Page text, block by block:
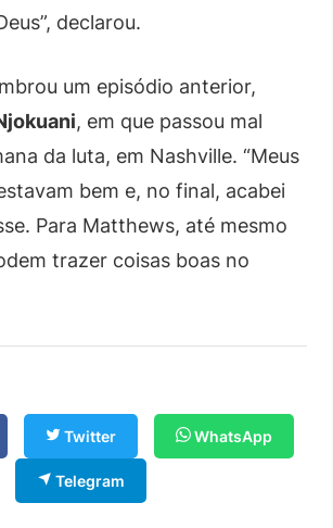
declarou.
um episódio anterior,
, em que passou mal
da luta, em Nashville. “Meus
bem e, no final, acabei
Para Matthews, até mesmo
trazer coisas boas no
Twitter WhatsApp
Telegram